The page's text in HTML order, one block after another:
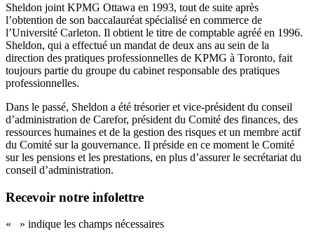
Sheldon joint KPMG Ottawa en 1993, tout de suite après
l’obtention de son baccalauréat spécialisé en commerce de
l’Université Carleton. Il obtient le titre de comptable agréé en 1996.
Sheldon, qui a effectué un mandat de deux ans au sein de la
direction des pratiques professionnelles de KPMG à Toronto, fait
toujours partie du groupe du cabinet responsable des pratiques
professionnelles.
Dans le passé, Sheldon a été trésorier et vice-président du conseil
d’administration de Carefor, président du Comité des finances, des
ressources humaines et de la gestion des risques et un membre actif
du Comité sur la gouvernance. Il préside en ce moment le Comité
sur les pensions et les prestations, en plus d’assurer le secrétariat du
conseil d’administration.
Recevoir notre infolettre
«
» indique les champs nécessaires